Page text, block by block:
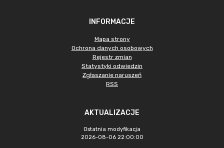
INFORMACJE
Mapa strony
Ochrona danych osobowych
Rejestr zmian
Statystyki odwiedzin
Zgłaszanie naruszeń
RSS
AKTUALIZACJE
Ostatnia modyfikacja
2026-08-06 22:00:00